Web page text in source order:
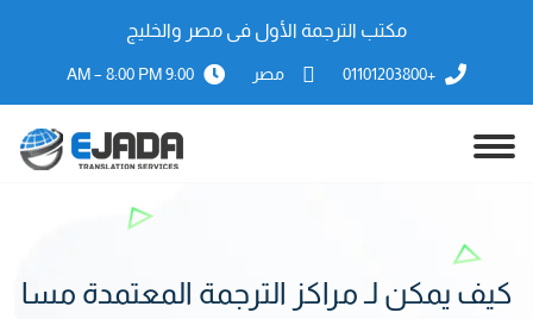
مكتب الترجمة الأول فى مصر والخليج
+01101203800 مصر 9:00 AM – 8:00 PM
كيف يمكن لـ مراكز الترجمة المعتمدة مسا